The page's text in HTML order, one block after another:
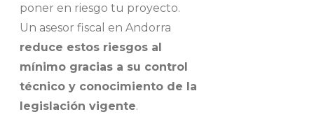
poner en riesgo tu proyecto.
Un asesor fiscal en Andorra
reduce estos riesgos al
mínimo gracias a su control
técnico y conocimiento de la
legislación vigente.